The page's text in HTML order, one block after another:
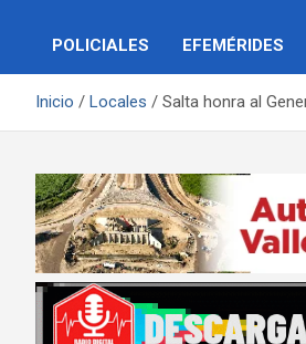
POLICIALES EFEMÉRIDES
Inicio Locales Salta honra al